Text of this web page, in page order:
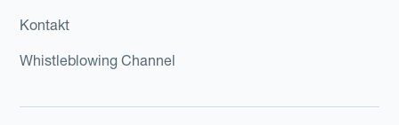
Kontakt
Whistleblowing Channel